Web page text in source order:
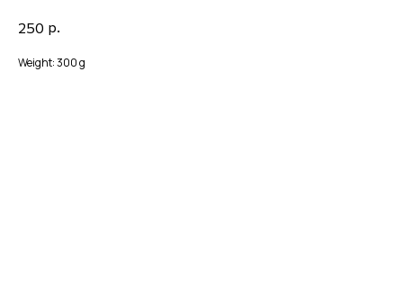
250 р.
Weight: 300 g